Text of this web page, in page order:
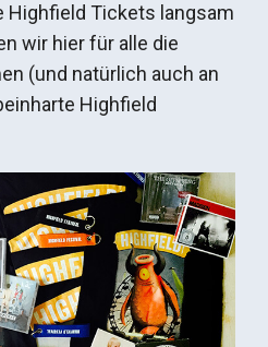
Highfield Tickets langsam
wir hier für alle die
(und natürlich auch an
Highfield